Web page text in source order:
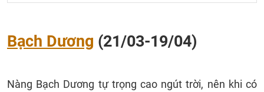
Bạch Dương (21/03-19/04)
Nàng Bạch Dương tự trọng cao ngút trời, nên khi có